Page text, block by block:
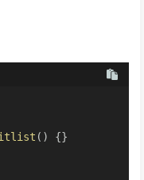
( ) {}